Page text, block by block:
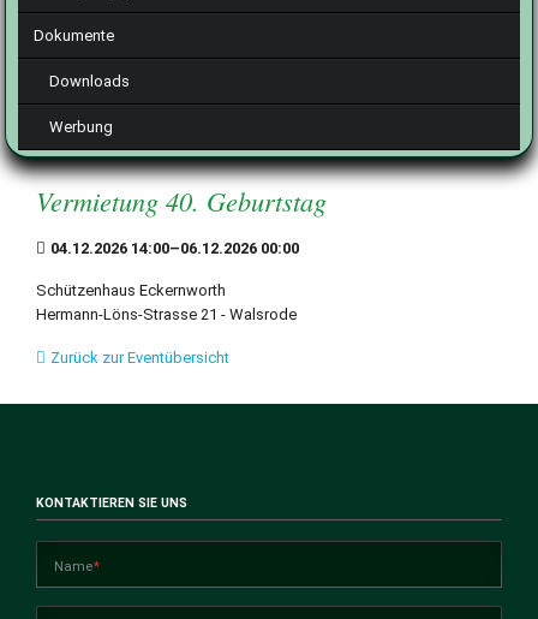
Dokumente
Downloads
Werbung
Vermietung 40. Geburtstag
04.12.2026 14:00–06.12.2026 00:00
Schützenhaus Eckernworth
Hermann-Löns-Strasse 21 - Walsrode
Zurück zur Eventübersicht
KONTAKTIEREN SIE UNS
Pflichtfeld
Name*